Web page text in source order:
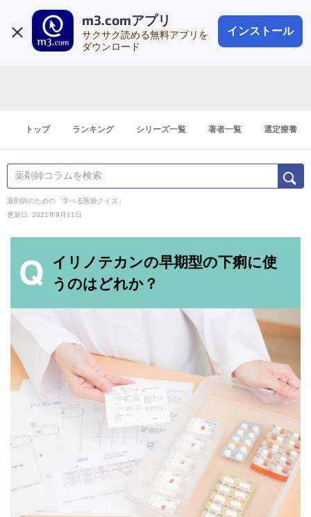
m3.comアプリ
サクサク読める無料アプリを
ダウンロード
インストール
会員登録
登録1分
トップ ランキング シリーズ一覧 著者一覧 選定療養
薬剤師のための「学べる医療クイズ」
更新日: 2021年9月11日
イリノテカンの早期型の下痢に使
うのはどれか？